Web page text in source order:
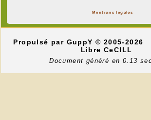
Mentions légales
Propulsé par GuppY© 2005-2026
Libre CeCILL
Document généré en 0.13